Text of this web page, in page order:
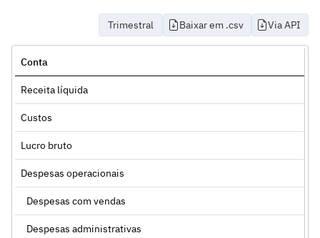
Trimestral Baixar em .csv Via API
Conta
Receita líquida
Custos
Lucro bruto
Despesas operacionais
Despesas com vendas
Despesas administrativas